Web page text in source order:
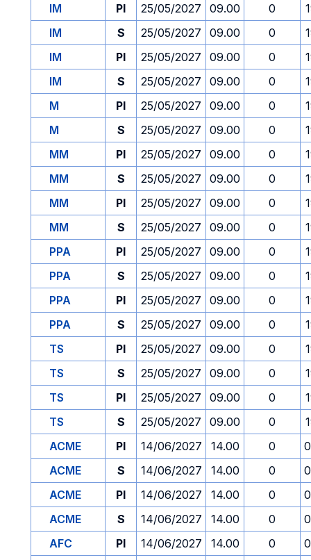
IM PI 25/05/2027 09.00 0
IM
S 25/05/2027 09.00 0
IM
PI 25/05/2027 09.00 0
IM
S 25/05/2027 09.00 0
M
PI 25/05/2027 09.00 0
M
S 25/05/2027 09.00 0
MM
PI 25/05/2027 09.00 0
MM
S 25/05/2027 09.00 0
MM
PI 25/05/2027 09.00 0
MM
S 25/05/2027 09.00 0
PPA
PI 25/05/2027 09.00 0
PPA
S 25/05/2027 09.00 0
PPA
PI 25/05/2027 09.00 0
PPA
S 25/05/2027 09.00 0
TS
PI 25/05/2027 09.00 0
TS
S 25/05/2027 09.00 0
TS
PI 25/05/2027 09.00 0
TS
S 25/05/2027 09.00 0
ACME
PI 14/06/2027 14.00 0
ACME
S 14/06/2027 14.00 0
ACME
PI 14/06/2027 14.00 0
ACME
S 14/06/2027 14.00 0
AFC
PI 14/06/2027 14.00 0